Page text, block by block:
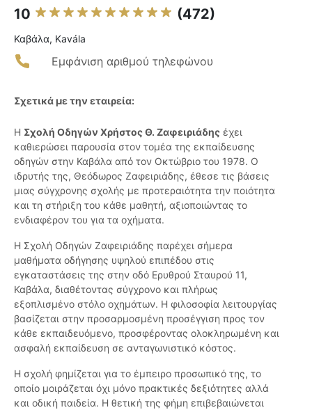
10 (472)
Καβάλα, Kavála
Εμφάνιση αριθμού τηλεφώνου
Σχετικά με την εταιρεία:
Η Σχολή Οδηγών Χρήστος Θ. Ζαφειριάδης έχει
καθιερώσει παρουσία στον τομέα της εκπαίδευσης
οδηγών στην Καβάλα από τον Οκτώβριο του 1978. Ο
ιδρυτής της, Θεόδωρος Ζαφειριάδης, έθεσε τις βάσεις
μιας σύγχρονης σχολής με προτεραιότητα την ποιότητα
και τη στήριξη του κάθε μαθητή, αξιοποιώντας το
ενδιαφέρον του για τα οχήματα.
Η Σχολή Οδηγών Ζαφειριάδης παρέχει σήμερα
μαθήματα οδήγησης υψηλού επιπέδου στις
εγκαταστάσεις της στην οδό Ερυθρού Σταυρού 11,
Καβάλα, διαθέτοντας σύγχρονο και πλήρως
εξοπλισμένο στόλο οχημάτων. Η φιλοσοφία λειτουργίας
βασίζεται στην προσαρμοσμένη προσέγγιση προς τον
κάθε εκπαιδευόμενο, προσφέροντας ολοκληρωμένη και
ασφαλή εκπαίδευση σε ανταγωνιστικό κόστος.
Η σχολή φημίζεται για το έμπειρο προσωπικό της, το
οποίο μοιράζεται όχι μόνο πρακτικές δεξιότητες αλλά
και οδική παιδεία. Η θετική της φήμη επιβεβαιώνεται